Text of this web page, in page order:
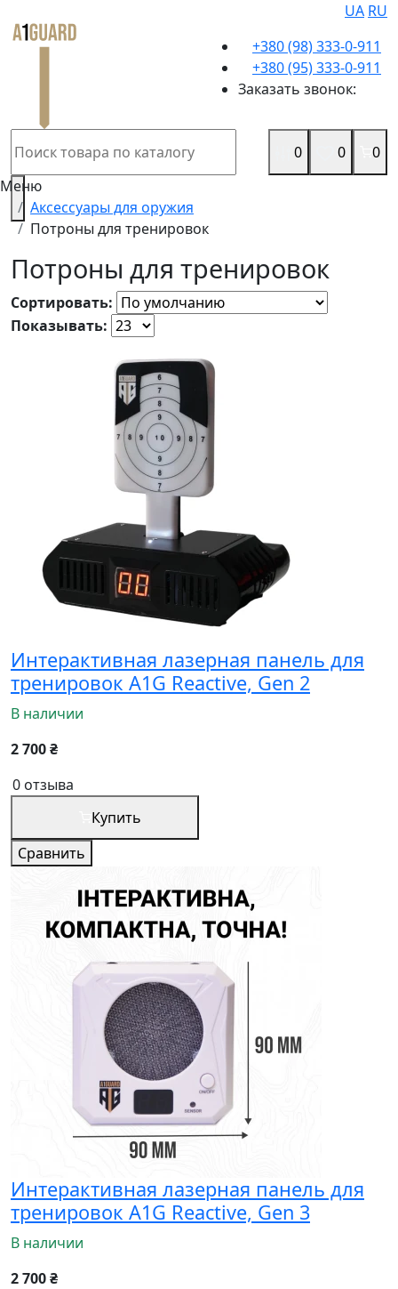
UA RU
+380 (98) 333-0-911
+380 (95) 333-0-911
Заказать звонок:
0 0
0
Меню
Аксессуары для оружия
Потроны для тренировок
Потроны для тренировок
Сортировать:
Показывать:
Интерактивная лазерная панель для
тренировок A1G Reactive, Gen 2
В наличии
2 700 ₴
0 отзыва
Купить
Сравнить
Интерактивная лазерная панель для
тренировок A1G Reactive, Gen 3
В наличии
2 700 ₴